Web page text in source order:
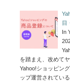
目
In
を踏まえ、改めて
Yahoo!ショッピン
ップ運営されてい